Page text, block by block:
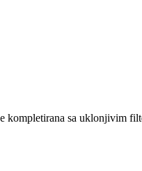
sa uklonjivim